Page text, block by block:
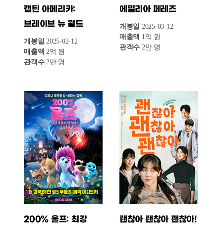
둘러싼 치열한 정치 드라마로, 몰입도 높은
전개와 현실적인 묘사가 관객들의 호평을 받고
있다. 누적 관객수는 14만4천 명이다.
2위는 한국 애니메이션 <퇴마록>으로, 2월 21일
44만 명을 돌파했다. 탄탄한 원작 팬층과
애니메이션 특유의 액션 연출이 강점으로
작용하며, 한국 오컬트 애니메이션의 새로운
가능성을 보여주고 있다.
3위는 <침범>으로, 3월 12일 개봉 후 5억 원의
매출과 5만 명의 관객을 기록했다. 모녀 관계를
바탕으로 하는 긴장감 넘치는 스릴러로, 강렬한
연출과 스토리 전개가 주목받으며 박스오피스
상위권에 올랐다.
4위는 <에밀리아 페레즈>가 차지했다. 3월 12일